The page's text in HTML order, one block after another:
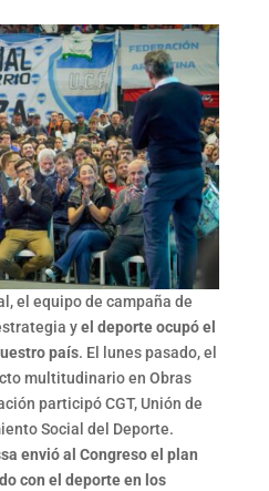
el equipo de campaña de
yel deporte ocupó el
país. El lunes pasado, el
multitudinario en Obras
participó CGT, Unión de
Social del Deporte.
envió al Congreso el plan
con el deporte en los